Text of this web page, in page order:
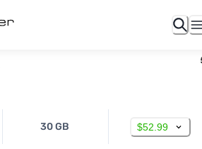
30 GB $52.99